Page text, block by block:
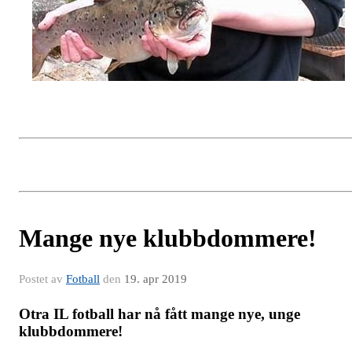
Mange nye klubbdommere!
Postet av Fotball den 19. apr 2019
Otra IL fotball har nå fått mange nye, unge
klubbdommere!